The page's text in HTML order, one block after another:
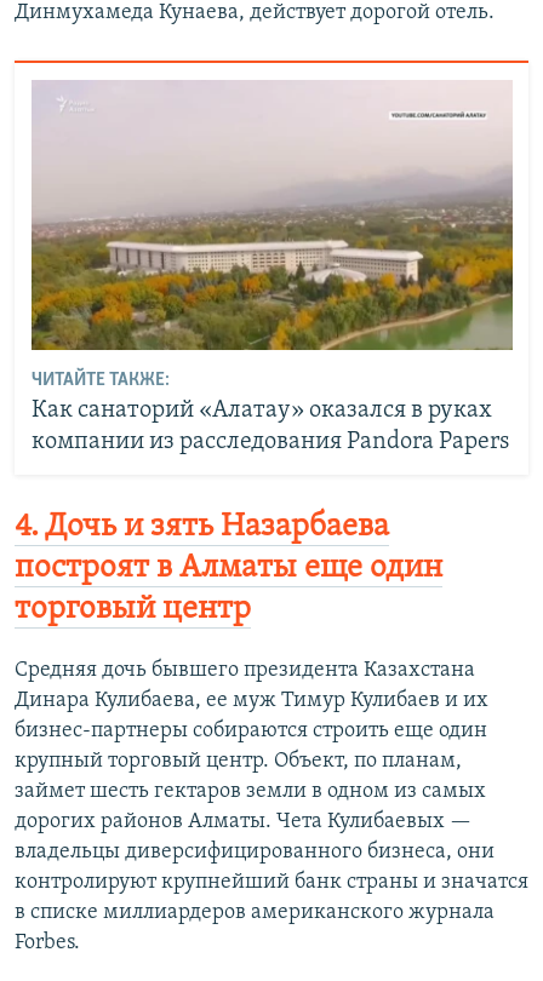
Динмухамеда Кунаева, действует дорогой отель.
ЧИТАЙТЕ ТАКЖЕ:
Как санаторий «Алатау» оказался в руках
компании из расследования Pandora Papers
4. Дочь и зять Назарбаева
построят в Алматы еще один
торговый центр
Средняя дочь бывшего президента Казахстана
Динара Кулибаева, ее муж Тимур Кулибаев и их
бизнес-партнеры собираются строить еще один
крупный торговый центр. Объект, по планам,
займет шесть гектаров земли в одном из самых
дорогих районов Алматы. Чета Кулибаевых —
владельцы диверсифицированного бизнеса, они
контролируют крупнейший банк страны и значатся
в списке миллиардеров американского журнала
Forbes.